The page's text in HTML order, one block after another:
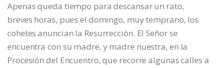
Apenas queda tiempo para descansar un rato,
breves horas, pues el domingo, muy temprano, los
cohetes anuncian la Resurrección. El Señor se
encuentra con su madre, y madre nuestra, en la
Procesión del Encuentro, que recorre algunas calles a